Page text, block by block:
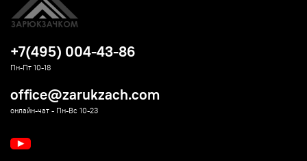
+7(495) 004-43-86
Пн-Пт 10-18
office@zarukzach.com
онлайн-чат - Пн-Вс 10-23